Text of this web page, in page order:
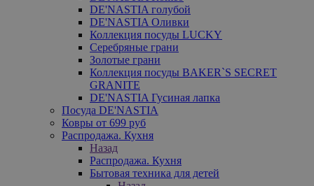
DE'NASTIA голубой
DE'NASTIA Оливки
Коллекция посуды LUCKY
Серебряные грани
Золотые грани
Коллекция посуды BAKER`S SECRET
GRANITE
DE'NASTIA Гусиная лапка
Посуда DE'NASTIA
Ковры от 699 руб
Распродажа. Кухня
Назад
Распродажа. Кухня
Бытовая техника для детей